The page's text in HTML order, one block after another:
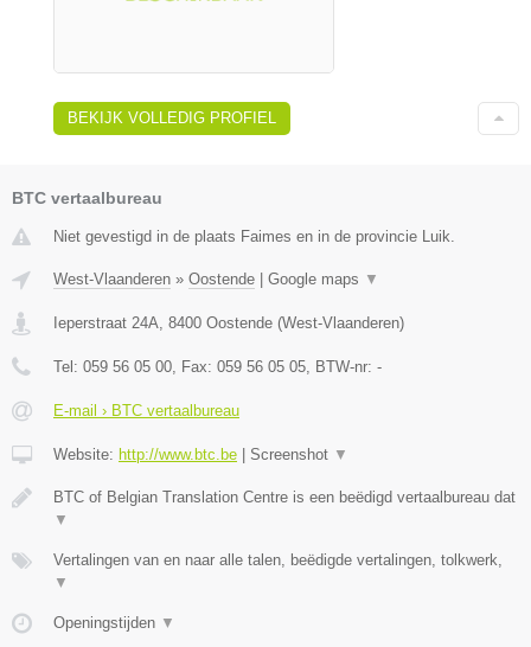
BEKIJK VOLLEDIG PROFIEL
BTC vertaalbureau
Niet gevestigd in de plaats Faimes en in de provincie Luik.
West-Vlaanderen » Oostende | Google maps ▼
Ieperstraat 24A 8400 Oostende (West-Vlaanderen)
Tel: 059 56 05 00 , Fax: 059 56 05 05 , BTW-nr: -
E-mail › BTC vertaalbureau
Website: http://www.btc.be | Screenshot ▼
BTC of Belgian Translation Centre is een beëdigd vertaalbureau dat
▼
Vertalingen van en naar alle talen, beëdigde vertalingen, tolkwerk,
▼
Openingstijden ▼